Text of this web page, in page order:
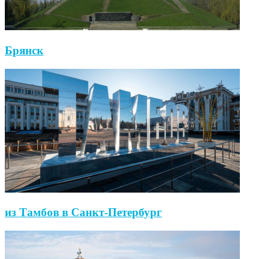
Брянск
из Тамбов в Санкт-Петербург